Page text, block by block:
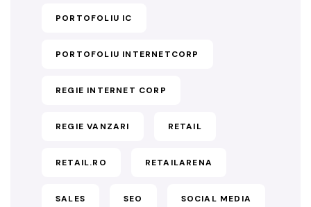
PORTOFOLIU IC
PORTOFOLIU INTERNETCORP
REGIE INTERNET CORP
REGIE VANZARI RETAIL
RETAIL.RO RETAILARENA
SALES SEO SOCIAL MEDIA